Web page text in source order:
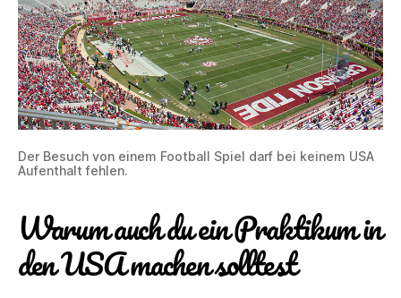
Der Besuch von einem Football Spiel darf bei keinem USA
Aufenthalt fehlen.
Warum auch du ein Praktikum in
den USA machen solltest